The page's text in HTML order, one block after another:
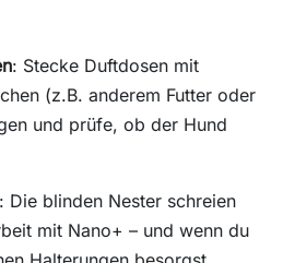
: Stecke Duftdosen mit
(z.B. anderem Futter oder
und prüfe, ob der Hund
: Die blinden Nester schreien
mit Nano+ – und wenn du